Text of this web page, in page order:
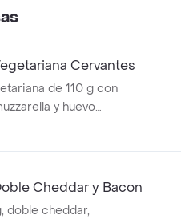
Cervantes
de 110 g con
y huevo
Cheddar y Bacon
doble cheddar,